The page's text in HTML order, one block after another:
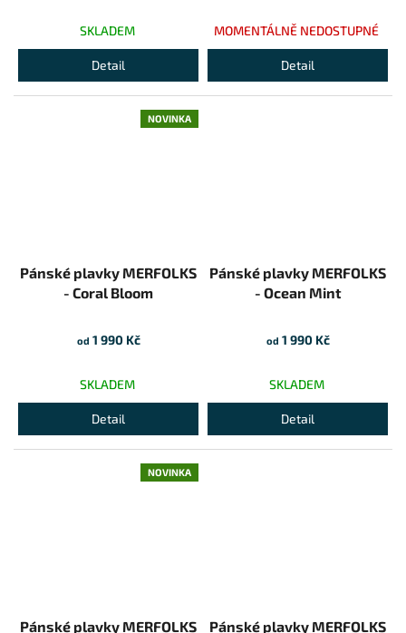
SKLADEM
Detail
MOMENTÁLNĚ NEDOSTUPNÉ
Detail
NOVINKA
Pánské plavky MERFOLKS
- Coral Bloom
od 1 990 Kč
SKLADEM
Detail
Pánské plavky MERFOLKS
- Ocean Mint
od 1 990 Kč
SKLADEM
Detail
NOVINKA
Pánské plavky MERFOLKS Pánské plavky MERFOLKS